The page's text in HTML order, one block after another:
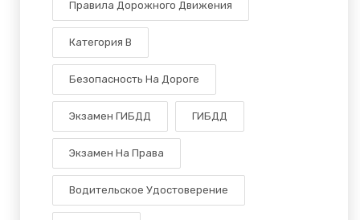
Правила Дорожного Движения
Категория B
Безопасность На Дороге
Экзамен ГИБДД ГИБДД
Экзамен На Права
Водительское Удостоверение